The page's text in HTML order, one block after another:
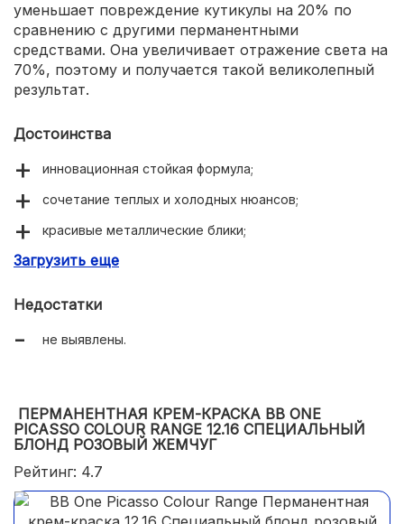
уменьшает повреждение кутикулы на 20% по
сравнению с другими перманентными
средствами. Она увеличивает отражение света на
70%, поэтому и получается такой великолепный
результат.
Достоинства
инновационная стойкая формула;
сочетание теплых и холодных нюансов;
красивые металлические блики;
предохранение цвета от вымывания.
Загрузить еще
Недостатки
не выявлены.
ПЕРМАНЕНТНАЯ КРЕМ-КРАСКА BB ONE
PICASSO COLOUR RANGE 12.16 СПЕЦИАЛЬНЫЙ
БЛОНД РОЗОВЫЙ ЖЕМЧУГ
Рейтинг: 4.7